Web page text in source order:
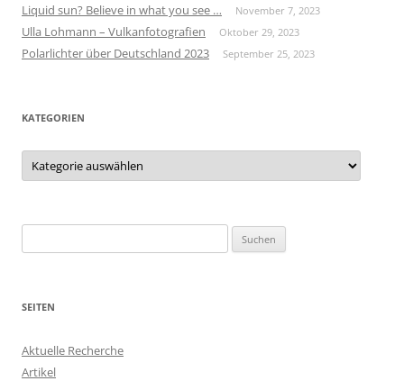
Liquid sun? Believe in what you see … November 7, 2023
Ulla Lohmann – Vulkanfotografien Oktober 29, 2023
Polarlichter über Deutschland 2023 September 25, 2023
KATEGORIEN
Kategorien
nach:
SEITEN
Aktuelle Recherche
Artikel